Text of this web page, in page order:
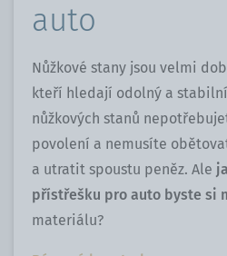
auto
Nůžkové stany jsou velmi
kteří hledají odolný a
nůžkových stanů
povolení a nemusíte
a utratit spoustu peněz. Ale
přístřešku pro auto byste si
materiálu?